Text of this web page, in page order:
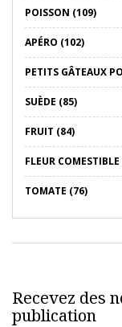
POISSON (109)
APÉRO (102)
PETITS GÂTEAUX
SUÈDE (85)
FRUIT (84)
FLEUR
TOMATE (76)
Recevez des
publication